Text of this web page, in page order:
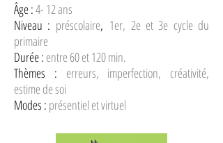
Âge :4- 12 ans
Niveau : préscolaire, 1er, 2e et 3e cycle du
primaire
Durée : entre 60 et 120 min.
Thèmes : erreurs, imperfection, créativité,
estime de soi
Modes : présentiel et virtuel